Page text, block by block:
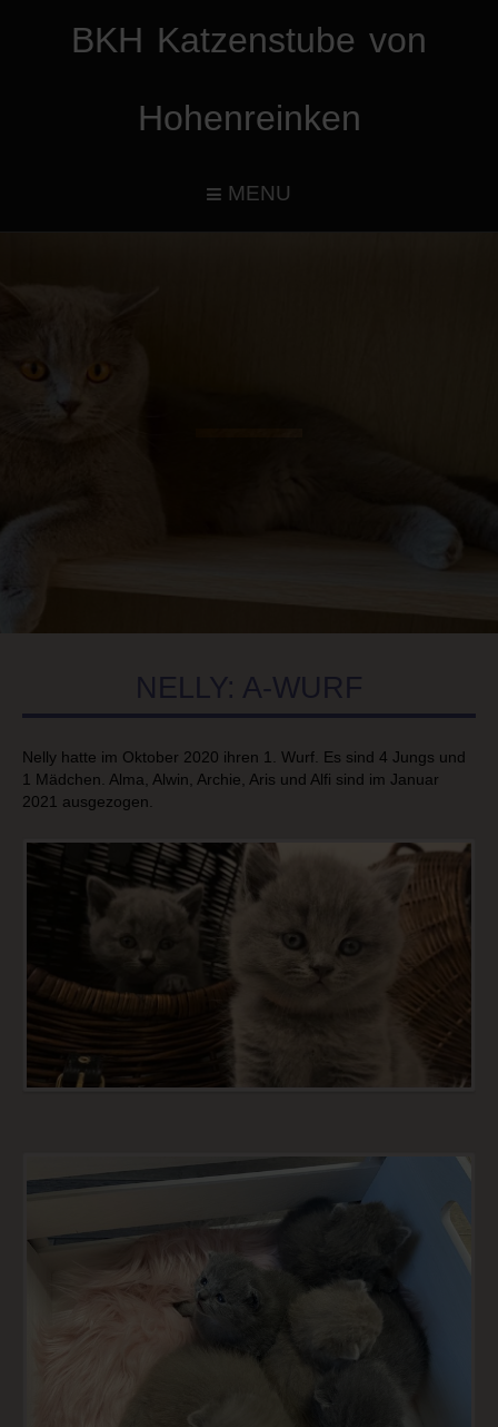
BKH Katzenstube von
Hohenreinken
MENU
NELLY: A-WURF
Nelly hatte im Oktober 2020 ihren 1. Wurf. Es sind 4 Jungs und
1 Mädchen. Alma, Alwin, Archie, Aris und Alfi sind im Januar
2021 ausgezogen.